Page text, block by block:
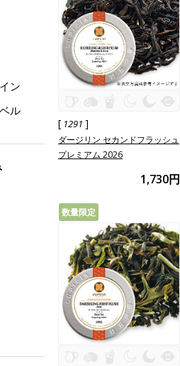
[ 1291 ]
ダージリン セカンドフラッシュ
プレミアム 2026
1,730円
数量限定
ン
ル